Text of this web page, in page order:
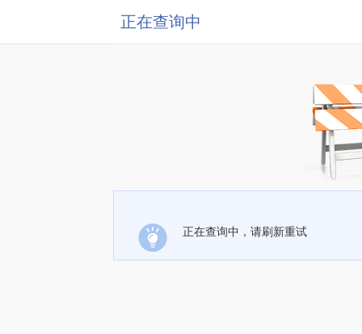
正在查询中
正在查询中，请刷新重试